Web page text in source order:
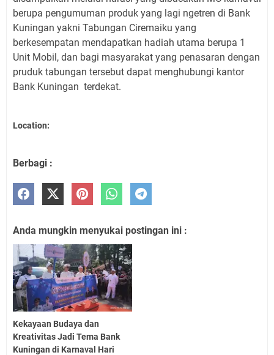
berupa pengumuman produk yang lagi ngetren di Bank
Kuningan yakni Tabungan Ciremaiku yang
berkesempatan mendapatkan hadiah utama berupa 1
Unit Mobil, dan bagi masyarakat yang penasaran dengan
pruduk tabungan tersebut dapat menghubungi kantor
Bank Kuningan terdekat.
Location:
Berbagi :
Anda mungkin menyukai postingan ini :
Kekayaan Budaya dan
Kreativitas Jadi Tema Bank
Kuningan di Karnaval Hari